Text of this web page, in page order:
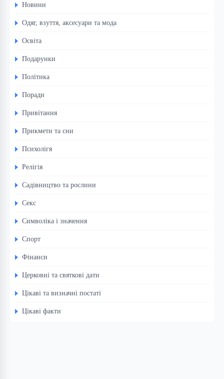
Новини
Одяг, взуття, аксесуари та мода
Освіта
Подарунки
Політика
Поради
Привітання
Прикмети та сни
Психолігя
Релігія
Садівництво та рослини
Секс
Символіка і значення
Спорт
Фінанси
Церковні та святкові дати
Цікаві та визначні постаті
Цікаві факти